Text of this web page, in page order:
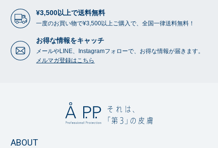
¥3,500以上で送料無料
一度のお買い物で¥3,500以上ご購入で、全国一律送料無料！
お得な情報をキャッチ
メールやLINE、Instagramフォローで、お得な情報が届きます。
メルマガ登録はこちら
ABOUT